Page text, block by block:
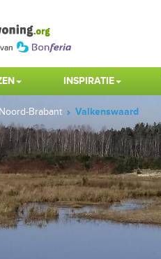
INSPIRATIE
Noord-Brabant Valkenswaard